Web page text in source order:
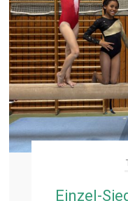
Einzel-